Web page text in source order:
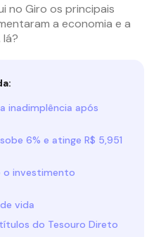
no Giro os principais
a economia e a
inadimplência após
6% e atinge R$ 5,951
o investimento
vida
do Tesouro Direto